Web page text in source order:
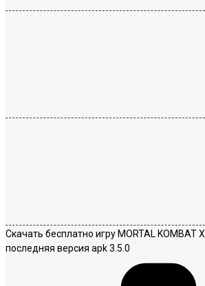
Скачать бесплатно игру MORTAL KOMBAT
последняя версия apk 3.5.0